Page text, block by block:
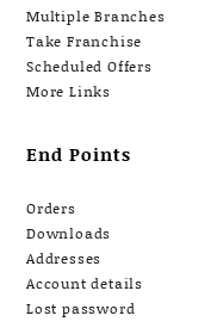
Multiple Branches
Take Franchise
Scheduled Offers
More Links
End Points
Orders
Downloads
Addresses
Account details
Lost password